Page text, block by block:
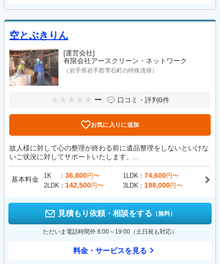
空とぶきりん
[運営会社]
有限会社アースクリーン・ネットワーク
（岩手県岩手郡雫石町の特殊清掃）
ー 口コミ・評判0件
お気に入りに追加
故人様に対して心の整理が終わる前に遺品整理をしないといけな
いご状況に対してサポートいたします。...
基本料金 1K 36,800円〜 1LDK 74,600円〜
2LDK
142,500円〜 3LDK 198,000円〜
見積もり依頼・相談をする （無料）
ただいま電話時間外 8:00～19:00（土日祝も対応）
料金・サービスを見る